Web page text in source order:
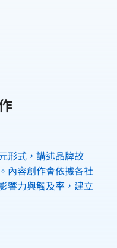
形式，講述品牌故
內容創作會依據各社
響力與觸及率，建立